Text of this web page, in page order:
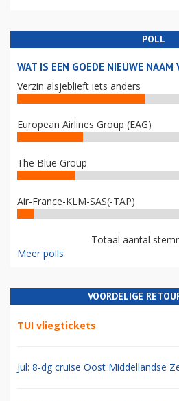
POLL
WAT IS EEN GOEDE NIEUWE NAAM
Verzin alsjeblieft iets anders
European Airlines Group (EAG)
The Blue Group
Air-France-KLM-SAS(-TAP)
Totaal aantal
Meer polls
VOORDELIGE
TUI vliegtickets
Jul: 8-dg cruise Oost Middellandse